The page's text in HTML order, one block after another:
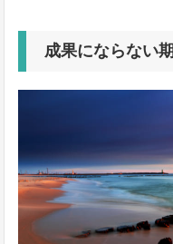
成果にならない